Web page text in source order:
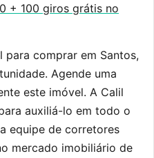
+ 100 giros grátis no
para comprar em Santos,
Agende uma
este imóvel. A Calil
auxiliá-lo em todo o
equipe de corretores
mercado imobiliário de